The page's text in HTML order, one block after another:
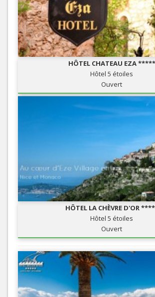
HÔTEL CHATEAU EZA *****
Hôtel 5 étoiles
Ouvert
HÔTEL LA CHÈVRE D'OR
Hôtel 5 étoiles
Ouvert